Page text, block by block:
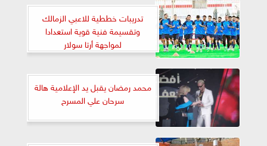
تدريبات خططية للاعبي الزمالك
وتقسيمة فنية قوية استعدادا
لمواجهة أرتا سولار
محمد رمضان يقبل يد الإعلامية هالة
سرحان علي المسرح